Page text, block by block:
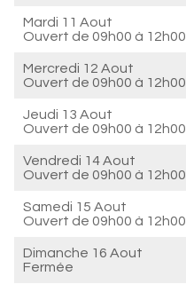
Mardi 11 Aout
Ouvert de 09h00 à 12h00
Mercredi 12 Aout
Ouvert de 09h00 à 12h00
Jeudi 13 Aout
Ouvert de 09h00 à 12h00
Vendredi 14 Aout
Ouvert de 09h00 à 12h00
Samedi 15 Aout
Ouvert de 09h00 à 12h00
Dimanche 16 Aout
Fermée